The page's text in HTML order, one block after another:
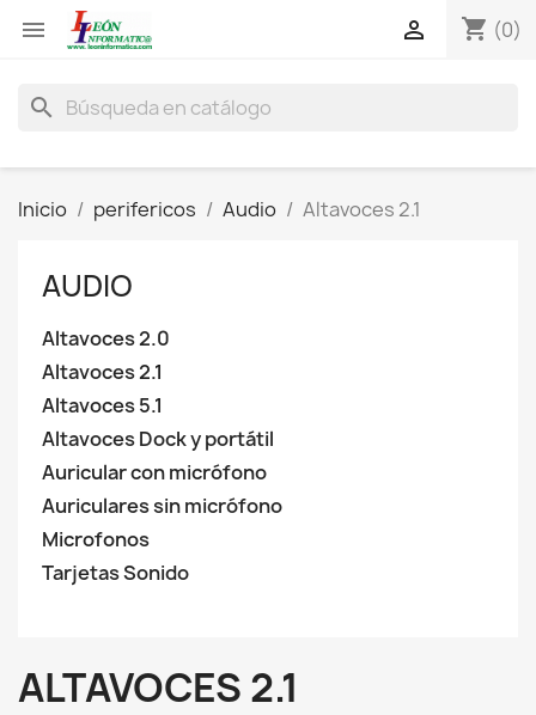
 shopping_cart (0)

search
Inicio perifericos Audio Altavoces 2.1
AUDIO
Altavoces 2.0
Altavoces 2.1
Altavoces 5.1
Altavoces Dock y portátil
Auricular con micrófono
Auriculares sin micrófono
Microfonos
Tarjetas Sonido
ALTAVOCES 2.1